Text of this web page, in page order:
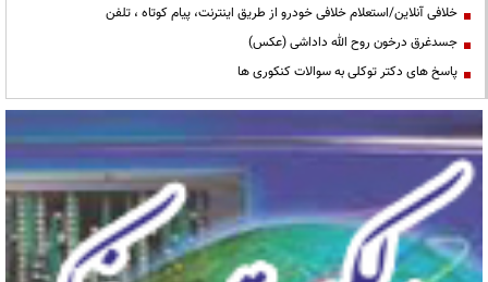
خلافی آنلاین/استعلام خلافی خودرو از طریق اینترنت، پیام کوتاه ، تلفن
جسدغرق درخون روح الله داداشی (عکس)
پاسخ های دکتر توکلی به سوالات کنکوری ها